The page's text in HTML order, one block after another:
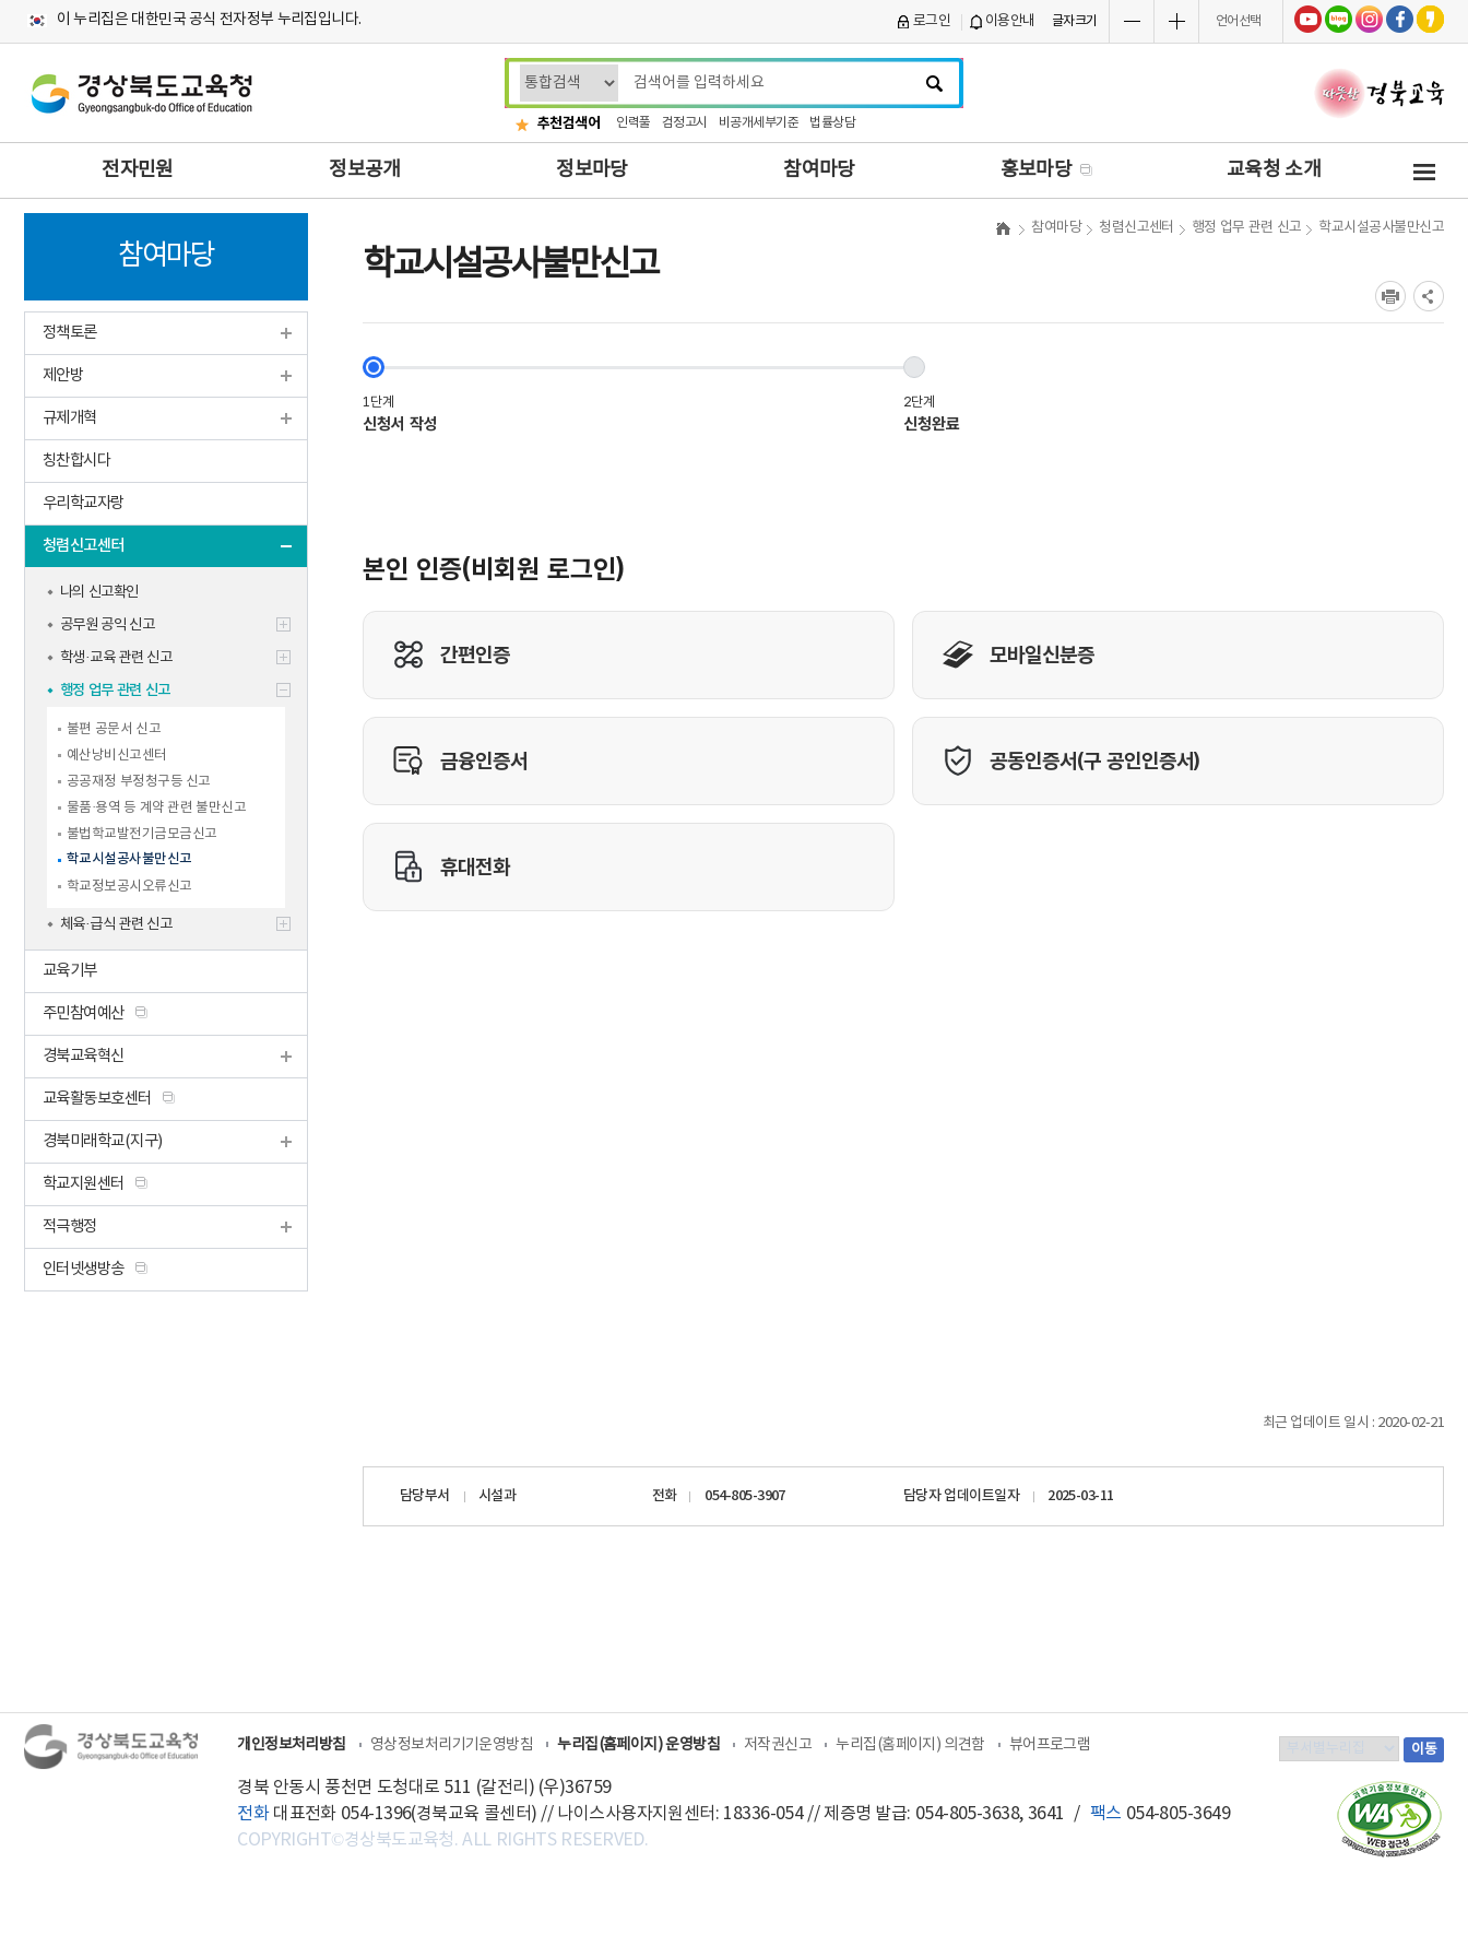
이 누리집은 대한민국 공식 전자정부 누리집입니다. 로그인 이용안내 글자크기 언어선택
검
색
어
입
추천검색어 인력풀 검정고시 비공개세부기준 법률상담
사
트
전자민원 정보공개 정보마당 참여마당 홍보마당 교육청 소개
참여마당
정책토론
제안방
규제개혁
칭찬합시다
우리학교자랑
청렴신고센터
나의 신고확인
공무원 공익 신고
학생·교육 관련 신고
행정 업무 관련 신고
불편 공문서 신고
예산낭비신고센터
공공재정 부정청구등 신고
물품·용역 등 계약 관련 불만신고
불법학교발전기금모금신고
학교시설공사불만신고
학교정보공시오류신고
체육·급식 관련 신고
교육기부
주민참여예산
경북교육혁신
교육활동보호센터
경북미래학교(지구)
학교지원센터
적극행정
인터넷생방송
참여마당 청렴신고센터 행정 업무 관련 신고 학교시설공사불만신고
학교시설공사불만신고
최근 업데이트 일시 : 2020-02-21
담당부서 시설과 전화 054-805-3907 담당자 업데이트일자 2025-03-11
개인정보처리방침 영상정보처리기기운영방침 누리집(홈페이지) 운영방침 저작권신고 누리집(홈페이지) 의견함 뷰어프로그램
경북 안동시 풍천면 도청대로 511 (갈전리) (우)36759
전화대표전화 054-1396(경북교육 콜센터) // 나이스사용자지원센터: 18336-054 // 제증명 발급: 054-805-3638, 3641 / 팩스 054-805-3649
COPYRIGHT©경상북도교육청. ALL RIGHTS RESERVED.
이동